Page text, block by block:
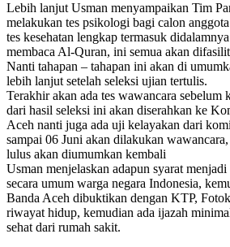
Lebih lanjut Usman menyampaikan Tim
melakukan tes psikologi bagi calon
tes kesehatan lengkap termasuk
membaca Al-Quran, ini semua akan
Nanti tahapan – tahapan ini akan di
lebih lanjut setelah seleksi ujian tertulis.
Terakhir akan ada tes wawancara sebelum
dari hasil seleksi ini akan diserahkan ke
Aceh nanti juga ada uji kelayakan dari
sampai 06 Juni akan dilakukan
lulus akan diumumkan kembali
Usman menjelaskan adapun syarat
secara umum warga negara Indonesia,
Banda Aceh dibuktikan dengan KTP,
riwayat hidup, kemudian ada ijazah
sehat dari rumah sakit.